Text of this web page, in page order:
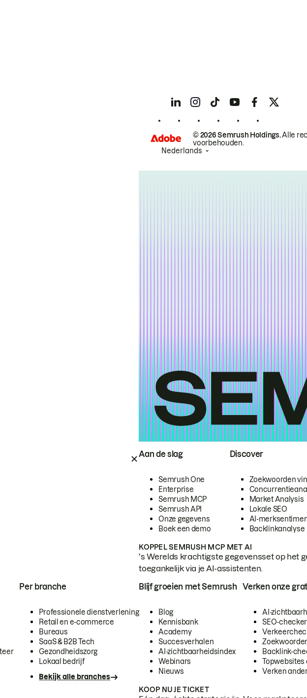
Aan de slag
Semrush One
Enterprise
Semrush MCP
Semrush API
Onze gegevens
Boek een demo
Discover
Zoekwoorden
Market Analysis
Lokale SEO
AI-
Backlinkanalyse
KOPPEL SEMRUSH MCP MET AI
's Werelds krachtigste gegevensset op het
toegankelijk via je AI-assistenten.
Per branche
Professionele dienstverlening
Retail en e-commerce
Bureaus
SaaS & B2B Tech
Gezondheidszorg
Lokaal bedrijf
Bekijk alle branches
Blijf groeien met Semrush
Blog
Kennisbank
Academy
Succesverhalen
AI-zichtbaarheidsindex
Webinars
Nieuws
Verken onze
AI-
SEO-checker
Backlink-
Topwebsites
Verken
KOOP NU JE TICKET
© 2026 Semrush Holdings.Alle
voorbehouden.
Nederlands